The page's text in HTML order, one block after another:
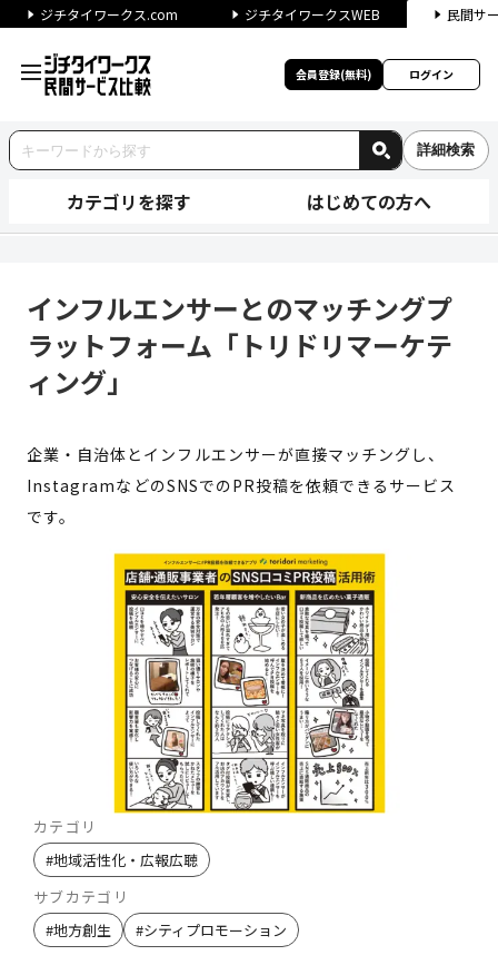
ジチタイワークス.com ジチタイワークスWEB 民間サ
会員登録(無料) ログイン
詳細検索
カテゴリを探す はじめての方へ
インフルエンサーとのマッチングプ
ラットフォーム「トリドリマーケテ
ィング」
企業・自治体とインフルエンサーが直接マッチングし、
InstagramなどのSNSでのPR投稿を依頼できるサービス
です。
カテゴリ
#地域活性化・広報広聴
サブカテゴリ
#地方創生 #シティプロモーション